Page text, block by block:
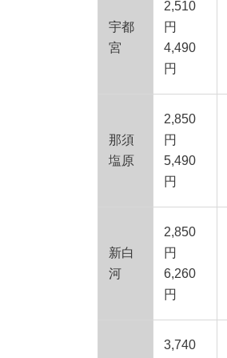
宇都
宮
2,510
円
4,490
円
那須
塩原
2,850
円
5,490
円
新白
河
2,850
円
6,260
円
3,740